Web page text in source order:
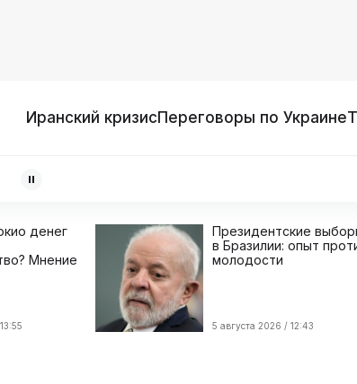
Иранский кризисПереговоры по Украине
денег
Мнение
Президентские
в Бразилии: опыт
молодости
5 августа 2026 / 12:43